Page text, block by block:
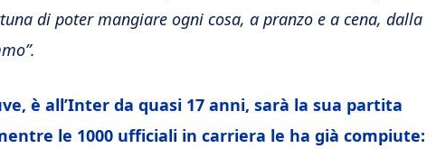
di poter mangiare ogni cosa, a pranzo e a cena, dalla
è all’Inter da quasi 17 anni, sarà la sua partita
le 1000 ufficiali in carriera le ha già compiute: